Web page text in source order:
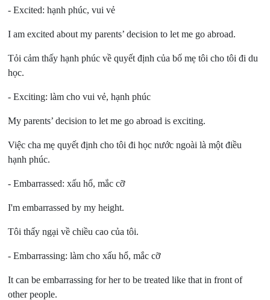
- Excited:hạnh phúc, vui vẻ
I am excited about my parents’ decision to let me go abroad.
Tỏi cảm thấy hạnh phúc về quyết định của bố mẹ tôi cho tôi đi du
học.
- Exciting: làm cho vui vẻ, hạnh phúc
My parents’ decision to let me go abroad is exciting.
Việc cha mẹ quyết định cho tôi đi học nước ngoài là một điều
hạnh phúc.
- Embarrassed:xấu hổ, mắc cỡ
I'm embarrassed by my height.
Tôi thấy ngại về chiều cao của tôi.
- Embarrassing:làm cho xấu hổ, mắc cỡ
It can be embarrassing for her to be treated like that in front of
other people.